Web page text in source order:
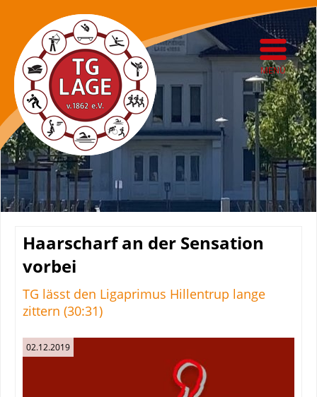
MENÜ
Haarscharf an der Sensation
vorbei
TG lässt den Ligaprimus Hillentrup lange
zittern (30:31)
02.12.2019